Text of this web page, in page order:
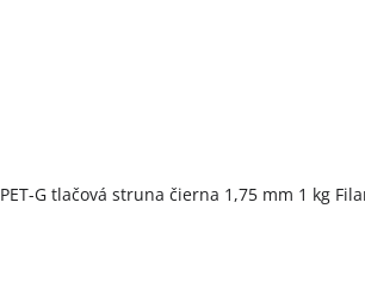
PET-G tlačová struna čierna 1,75 mm 1 kg